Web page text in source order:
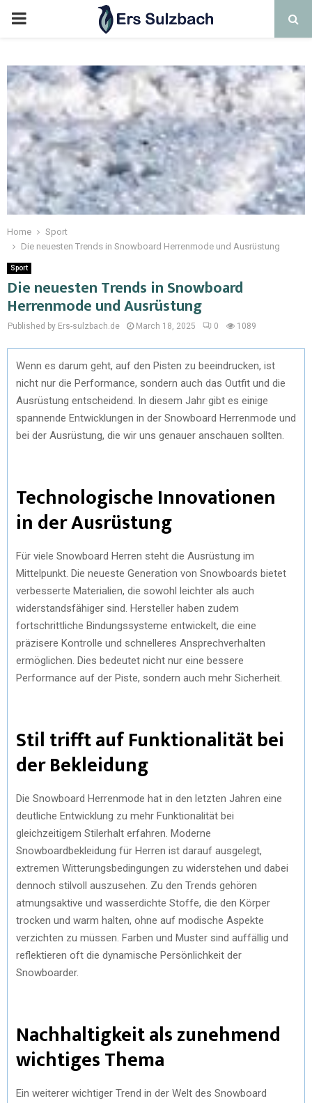
Home
Sport
Die neuesten Trends in Snowboard Herrenmode und Ausrüstung
Sport
Die neuesten Trends in Snowboard
Herrenmode und Ausrüstung
Published by Ers-sulzbach.de March 18, 2025 0 1089
Wenn es darum geht, auf den Pisten zu beeindrucken, ist
nicht nur die Performance, sondern auch das Outfit und die
Ausrüstung entscheidend. In diesem Jahr gibt es einige
spannende Entwicklungen in der Snowboard Herrenmode und
bei der Ausrüstung, die wir uns genauer anschauen sollten.
Technologische Innovationen
in der Ausrüstung
Für viele Snowboard Herren steht die Ausrüstung im
Mittelpunkt. Die neueste Generation von Snowboards bietet
verbesserte Materialien, die sowohl leichter als auch
widerstandsfähiger sind. Hersteller haben zudem
fortschrittliche Bindungssysteme entwickelt, die eine
präzisere Kontrolle und schnelleres Ansprechverhalten
ermöglichen. Dies bedeutet nicht nur eine bessere
Performance auf der Piste, sondern auch mehr Sicherheit.
Stil trifft auf Funktionalität bei
der Bekleidung
Die Snowboard Herrenmode hat in den letzten Jahren eine
deutliche Entwicklung zu mehr Funktionalität bei
gleichzeitigem Stilerhalt erfahren. Moderne
Snowboardbekleidung für Herren ist darauf ausgelegt,
extremen Witterungsbedingungen zu widerstehen und dabei
dennoch stilvoll auszusehen. Zu den Trends gehören
atmungsaktive und wasserdichte Stoffe, die den Körper
trocken und warm halten, ohne auf modische Aspekte
verzichten zu müssen. Farben und Muster sind auffällig und
reflektieren oft die dynamische Persönlichkeit der
Snowboarder.
Nachhaltigkeit als zunehmend
wichtiges Thema
Ein weiterer wichtiger Trend in der Welt des Snowboard